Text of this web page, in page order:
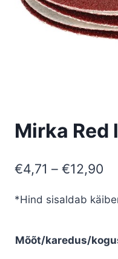
Mirka
€4,71 – €12,90
*Hind sisaldab
Mõõt/karedus/